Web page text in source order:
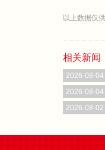
以上数据仅
相关新闻
2026-08-04
2026-08-04
2026-08-02